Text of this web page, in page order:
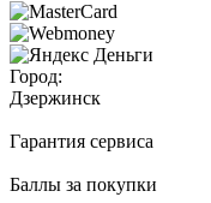
Город:
Дзержинск
Гарантия сервиса
Баллы за покупки